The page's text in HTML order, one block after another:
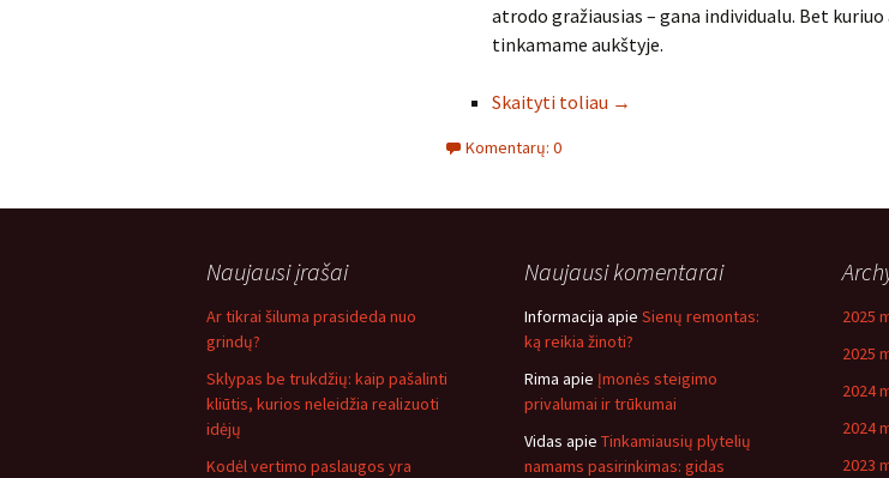
atrodo gražiausias – gana individualu. Bet
tinkamame aukštyje.
Skaityti toliau →
Komentarų: 0
Naujausi įrašai
Ar tikrai šiluma prasideda nuo
grindų?
Sklypas be trukdžių: kaip pašalinti
kliūtis, kurios neleidžia realizuoti
idėjų
Kodėl vertimo paslaugos yra
Naujausi komentarai
Informacija apie Sienų remontas:
ką reikia žinoti?
Rima apie Įmonės steigimo
privalumai ir trūkumai
Vidas apie Tinkamiausių plytelių
namams pasirinkimas: gidas
2025
2025
2024
2024
2023